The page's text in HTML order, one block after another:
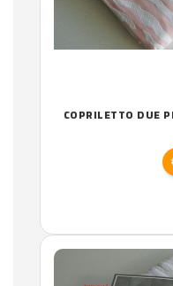
COPRILETTO DUE